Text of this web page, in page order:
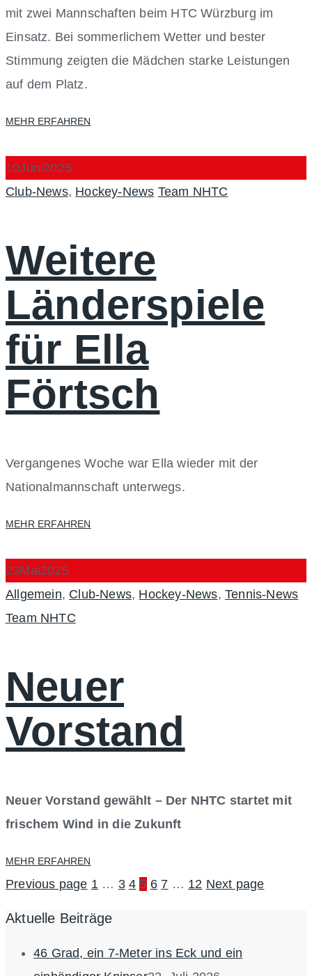
mit zwei Mannschaften beim HTC Würzburg im
Einsatz. Bei sommerlichem Wetter und bester
Stimmung zeigten die Mädchen starke Leistungen
auf dem Platz.
MEHR ERFAHREN
10Juni2025
Categories
Club-News, Hockey-News Author
Team NHTC
Weitere
Länderspiele
für Ella
Förtsch
Vergangenes Woche war Ella wieder mit der
Nationalmannschaft unterwegs.
MEHR ERFAHREN
23Mai2025
Categories
Allgemein, Club-News, Hockey-News,Tennis-News
Team NHTC
Neuer
Vorstand
Neuer Vorstand gewählt – Der NHTC startet mit
frischem Wind in die Zukunft
MEHR ERFAHREN
Previous page 1 … 3 4 5 6 7 … 12 Next page
Aktuelle Beiträge
46 Grad, ein 7-Meter ins Eck und ein